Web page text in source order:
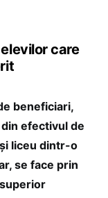
care
beneficiari,
efectivul de
liceu dintr-o
se face prin